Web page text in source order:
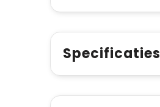
Specificaties